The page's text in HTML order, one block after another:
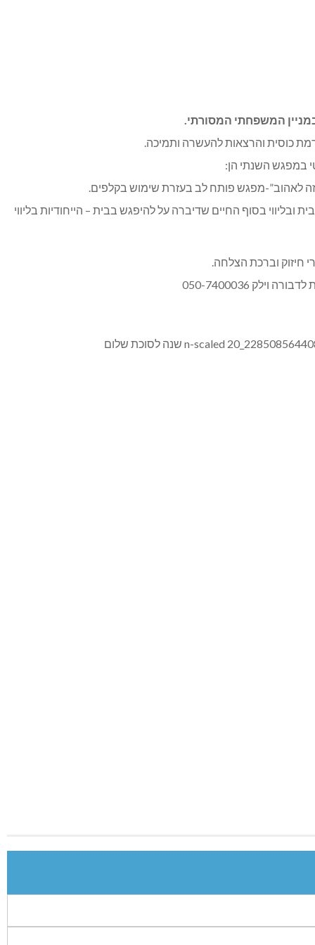
המשפחתי המסורתי.
כוסית והרצאות להעשרה ותמיכה.
במפגש השנתי הן:
לאהוב”-מפגש פותח לב בעזרת שימוש בקלפים.
בסוף החיים שדיברה על להיפגש בבית – הייחודיות בליווי
חיזוק וברכת הצלחה.
050-7400036